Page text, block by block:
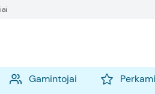
Gamintojai